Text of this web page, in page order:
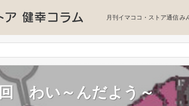
月刊イマココ・ストア通信 み
わい～んだよう～